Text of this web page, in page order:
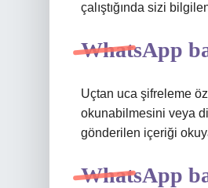
çalıştığında sizi
WhatsApp
Uçtan uca şifreleme
okunabilmesini veya
gönderilen içeriği
WhatsApp